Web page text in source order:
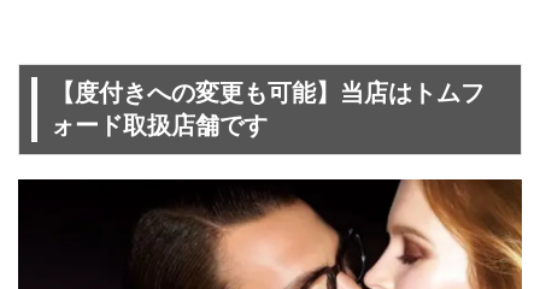
【度付きへの変更も可能】当店はトムフ
ォード取扱店舗です